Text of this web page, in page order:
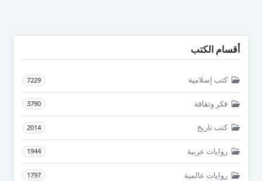
أقسام الكتب
كتب إسلامية 7229
فكر وثقافة 3790
كتب تاريخ 2014
روايات عربية 1944
روايات عالمية 1797